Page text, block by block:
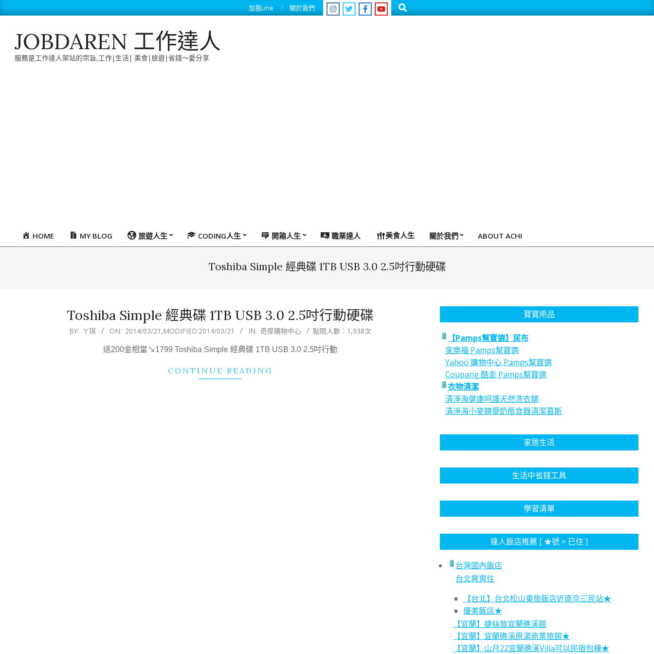
to
加我Line 關於我們 Search
JOBDAREN 工作達人
服務是工作達人架站的宗旨,工作|生活| 美食|旅遊|省錢～愛分享
PrimaryHOME MY BLOG 旅遊人生 CODING人生 開箱人生 職業達人 美食人生 關於我們 ABOUT ACHI
Toshiba Simple 經典碟 1TB USB 3.0 2.5吋行動硬碟
Toshiba Simple 經典碟 1TB USB 3.0 2.5吋行動硬碟
BY: ㄚ琪 ON: 2014/03/21 ,MODIFIED:2014/03/21 IN: 奇摩購物中心 點閱人數：1,938次
送200金相當↘1799 Toshiba Simple 經典碟 1TB USB 3.0 2.5吋行動
CONTINUE READING
寶寶用品
【Pamps幫寶適】尿布
家樂福 Pamps幫寶適
Yahoo 購物中心 Pamps幫寶適
Coupang 酷澎 Pamps幫寶適
衣物清潔
清淨海健康呵護天然洗衣精
清淨海小麥精華奶瓶食器清潔慕斯
家居生活
生活中省錢工具
學習清單
達人飯店推薦 [ ★號 = 已住 ]
台灣國內飯店
台北爽爽住
【台北】台北松山東旅飯店近南京三民站★
優美飯店★
【宜蘭】捷絲旅宜蘭礁溪館
【宜蘭】宜蘭礁溪原湯商業旅館★
【宜蘭】山月22宜蘭礁溪Villa可以民宿包棟★